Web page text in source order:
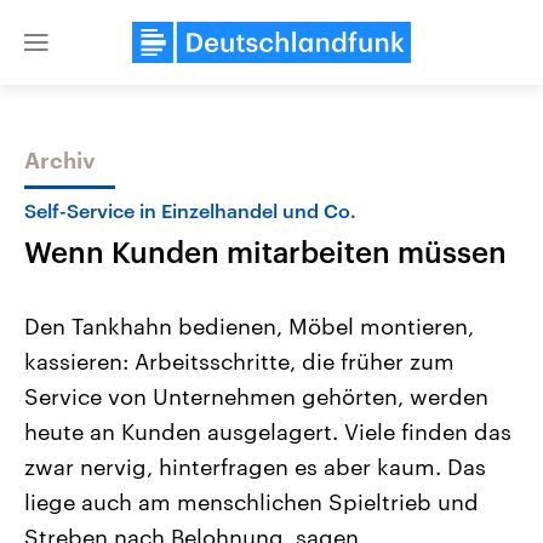
Close
Themen
Landtagswahl Sachsen-Anhalt
2026
Alle Informationen
Sachsen-Anhalt wählt am 6.
September 2026 einen neuen
Landtag. Seit 2021 wird das
Bundesland von einer Koalition aus
USA
Aktuelle Beiträge,
Hintergründe
Wirtschaftlich und
gehören die Vereinigten
den mächtigsten Ländern
mit großem Einfluss auf
Archiv
Self-Service in Einzelhandel und Co.
Wenn Kunden mitarbeiten müssen
Den Tankhahn bedienen, Möbel montieren,
kassieren: Arbeitsschritte, die früher zum
Service von Unternehmen gehörten, werden
heute an Kunden ausgelagert. Viele finden das
zwar nervig, hinterfragen es aber kaum. Das
liege auch am menschlichen Spieltrieb und
Streben nach Belohnung, sagen